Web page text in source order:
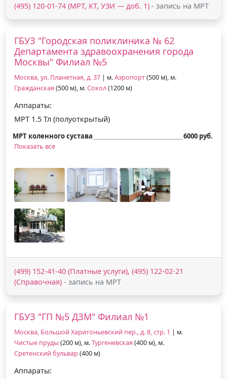
(495) 120-01-74 (МРТ, КТ, УЗИ — доб. 1) - запись на МРТ
ГБУЗ "Городская поликлиника № 62
Департамента здравоохранения города
Москвы" Филиал №5
Москва, ул. Планетная, д. 37 | м.Аэропорт(500 м), м.
Гражданская (500 м), м.Сокол(1200 м)
Аппараты:
МРТ 1.5 Тл (полуоткрытый)
МРТ коленного сустава
6000 руб.
Показать все
(499) 152-41-40 (Платные услуги), (495) 122-02-21
(Справочная) - запись на МРТ
ГБУЗ "ГП №5 ДЗМ" Филиал №1
Москва, Большой Харитоньевский пер., д. 8, стр. 1 | м.
Чистые пруды (200 м), м.Тургеневская (400 м), м.
Сретенский бульвар (400 м)
Аппараты: